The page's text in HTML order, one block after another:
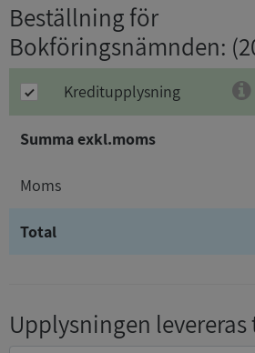
Beställning för
Bokföringsnämnden:
Kreditupplysning
Summa exkl.moms
Moms
Total
Upplysningen